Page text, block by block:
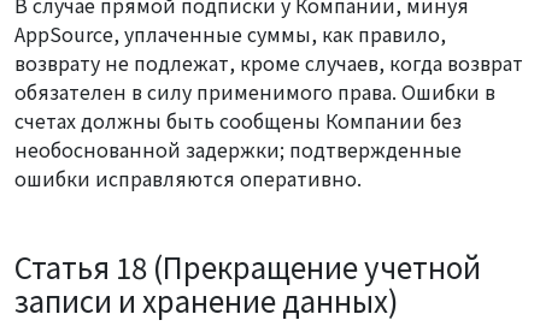
AppSource, уплаченные суммы, как правило,
возврату не подлежат, кроме случаев, когда возврат
обязателен в силу применимого права. Ошибки в
счетах должны быть сообщены Компании без
необоснованной задержки; подтвержденные
ошибки исправляются оперативно.
Статья 18 (Прекращение учетной
записи и хранение данных)